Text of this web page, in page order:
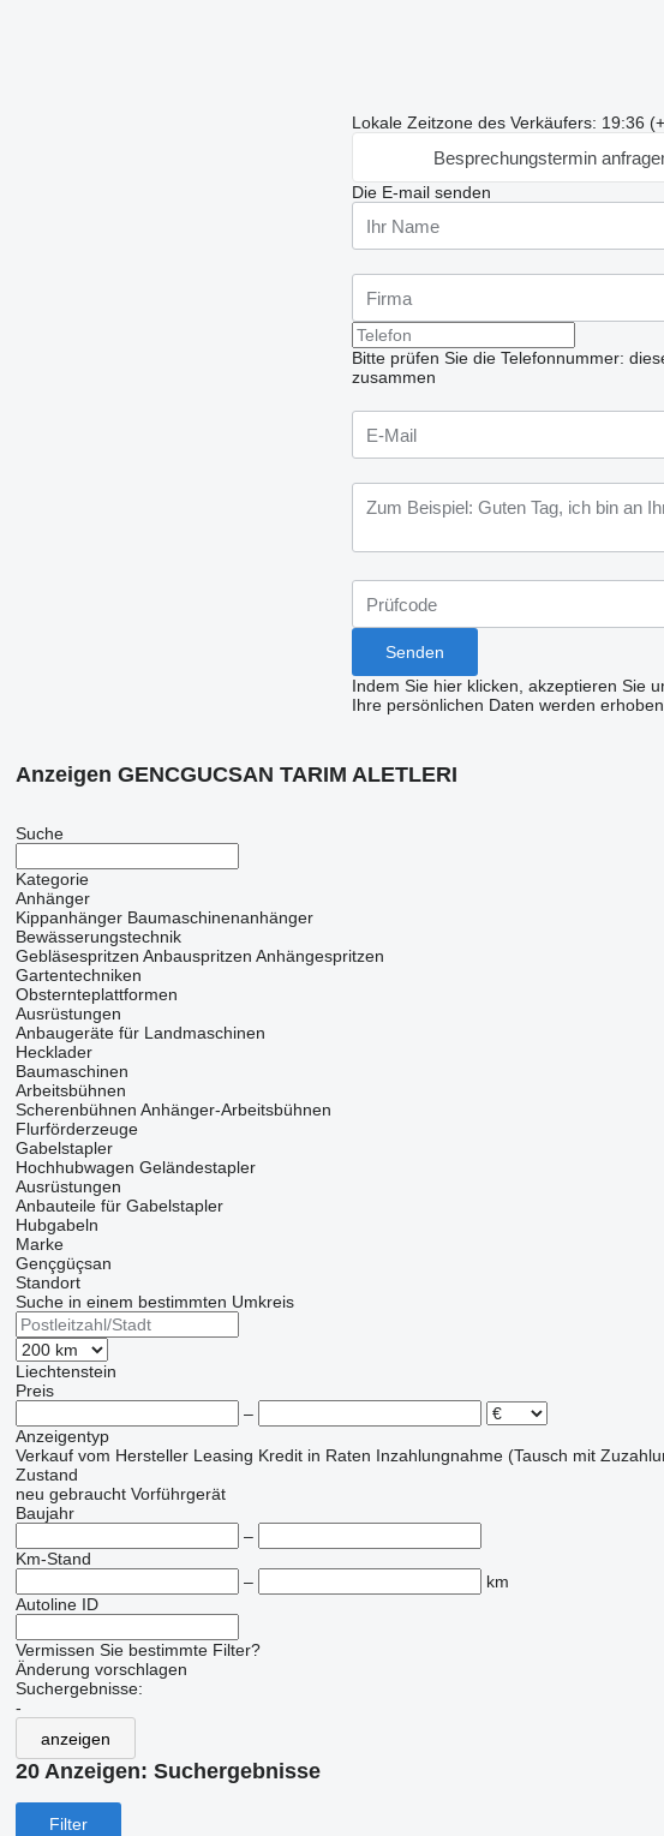
Lokale Zeitzone des Verkäufers: 19:36
Besprechungstermin
Die E-mail senden
Bitte prüfen Sie die Telefonnummer:
zusammen
Indem Sie hier klicken, akzeptieren Sie
Ihre persönlichen Daten werden
Anzeigen GENCGUCSAN TARIM ALETLERI
Suche
Kategorie
Anhänger
Kippanhänger Baumaschinenanhänger
Bewässerungstechnik
Gebläsespritzen Anbauspritzen Anhängespritzen
Gartentechniken
Obsternteplattformen
Ausrüstungen
Anbaugeräte für Landmaschinen
Hecklader
Baumaschinen
Arbeitsbühnen
Scherenbühnen Anhänger-Arbeitsbühnen
Flurförderzeuge
Gabelstapler
Hochhubwagen Geländestapler
Ausrüstungen
Anbauteile für Gabelstapler
Hubgabeln
Marke
Gençgüçsan
Standort
Suche in einem bestimmten Umkreis
Liechtenstein
Preis
–
Anzeigentyp
Verkauf vom Hersteller Leasing Kredit in Raten Inzahlungnahme (Tausch mit
Zustand
neu gebraucht Vorführgerät
Baujahr
–
Km-Stand
–
km
Autoline ID
Vermissen Sie bestimmte Filter?
Änderung vorschlagen
Suchergebnisse:
-
anzeigen
20 Anzeigen: Suchergebnisse
Filter